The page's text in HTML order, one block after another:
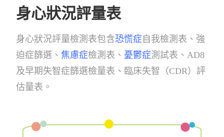
身心狀況評量表
身心狀況評量檢測表包含恐慌症自我檢測表、強
迫症篩選、焦慮症檢測表、 憂鬱症測試表、AD8
及早期失智症篩選檢量表、臨床失智（CDR）評
估量表。